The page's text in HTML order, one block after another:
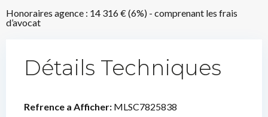
Honoraires agence : 14 316 € (6%) - comprenant les frais
d’avocat
Détails Techniques
Refrence a Afficher: MLSC7825838